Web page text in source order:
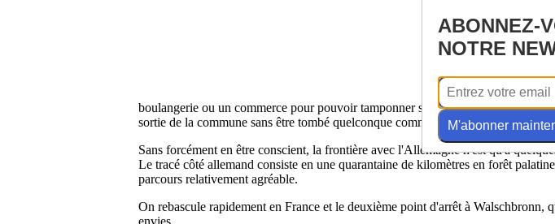
boulangerie ou un commerce pour pouvoir tamponner sa carte de brevet et
sortie de la commune sans être tombé quelconque commerce d'ouvert. Faute
Sans forcément en être conscient, la frontière avec l'Allemagne n'est qu'à
Le tracé côté allemand consiste en une quarantaine de kilomètres en forêt
parcours relativement agréable.
On rebascule rapidement en France et le deuxième point d'arrêt à
ABONNEZ-
NOTRE
M'abonner